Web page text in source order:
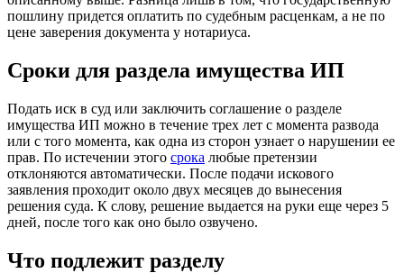
пошлину придется оплатить по судебным расценкам, а не по
цене заверения документа у нотариуса.
Сроки для раздела имущества ИП
Подать иск в суд или заключить соглашение о разделе
имущества ИП можно в течение трех лет с момента развода
или с того момента, как одна из сторон узнает о нарушении ее
прав. По истечении этого срока любые претензии
отклоняются автоматически. После подачи искового
заявления проходит около двух месяцев до вынесения
решения суда. К слову, решение выдается на руки еще через 5
дней, после того как оно было озвучено.
Что подлежит разделу